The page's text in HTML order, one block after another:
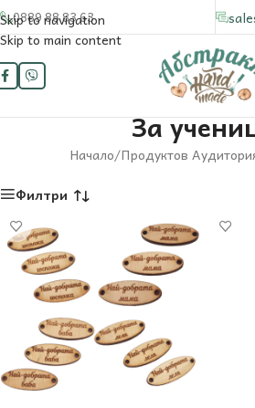
Skip to navigation
Skip to main content
0889 88 83 63
За
Начало/Продуктов
Филтри